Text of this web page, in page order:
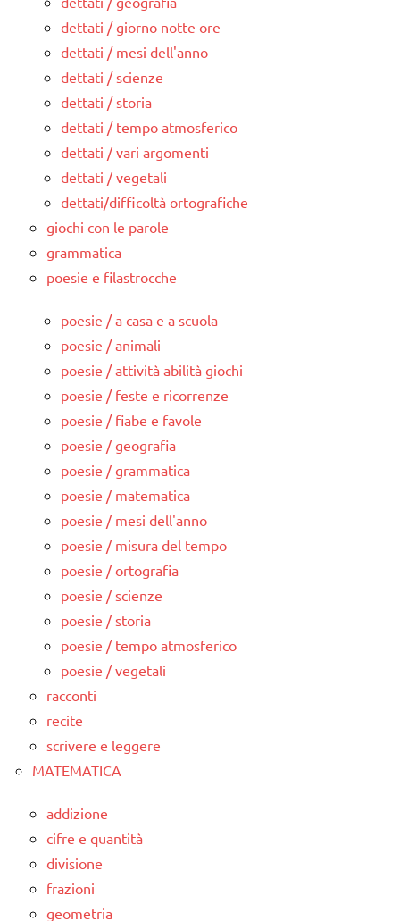
dettati / giorno notte ore
dettati / mesi dell'anno
dettati / scienze
dettati / storia
dettati / tempo atmosferico
dettati / vari argomenti
dettati / vegetali
dettati/difficoltà ortografiche
giochi con le parole
grammatica
poesie e filastrocche
poesie / a casa e a scuola
poesie / animali
poesie / attività abilità giochi
poesie / feste e ricorrenze
poesie / fiabe e favole
poesie / geografia
poesie / grammatica
poesie / matematica
poesie / mesi dell'anno
poesie / misura del tempo
poesie / ortografia
poesie / scienze
poesie / storia
poesie / tempo atmosferico
poesie / vegetali
racconti
recite
scrivere e leggere
MATEMATICA
addizione
cifre e quantità
divisione
frazioni
geometria